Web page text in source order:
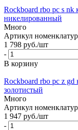
Rockboard rbo pc s nk
никелированный
Много
Артикул
1 798 руб./шт
-
В корзину
Rockboard rbo pc z gd
золотистый
Много
Артикул
1 947 руб./шт
-